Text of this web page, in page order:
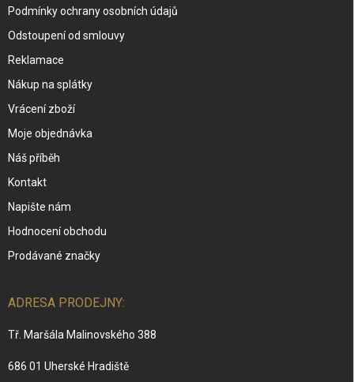
Podmínky ochrany osobních údajů
Odstoupení od smlouvy
Reklamace
Nákup na splátky
Vrácení zboží
Moje objednávka
Náš příběh
Kontakt
Napište nám
Hodnocení obchodu
Prodávané značky
ADRESA PRODEJNY:
Tř. Maršála Malinovského 388
686 01 Uherské Hradiště